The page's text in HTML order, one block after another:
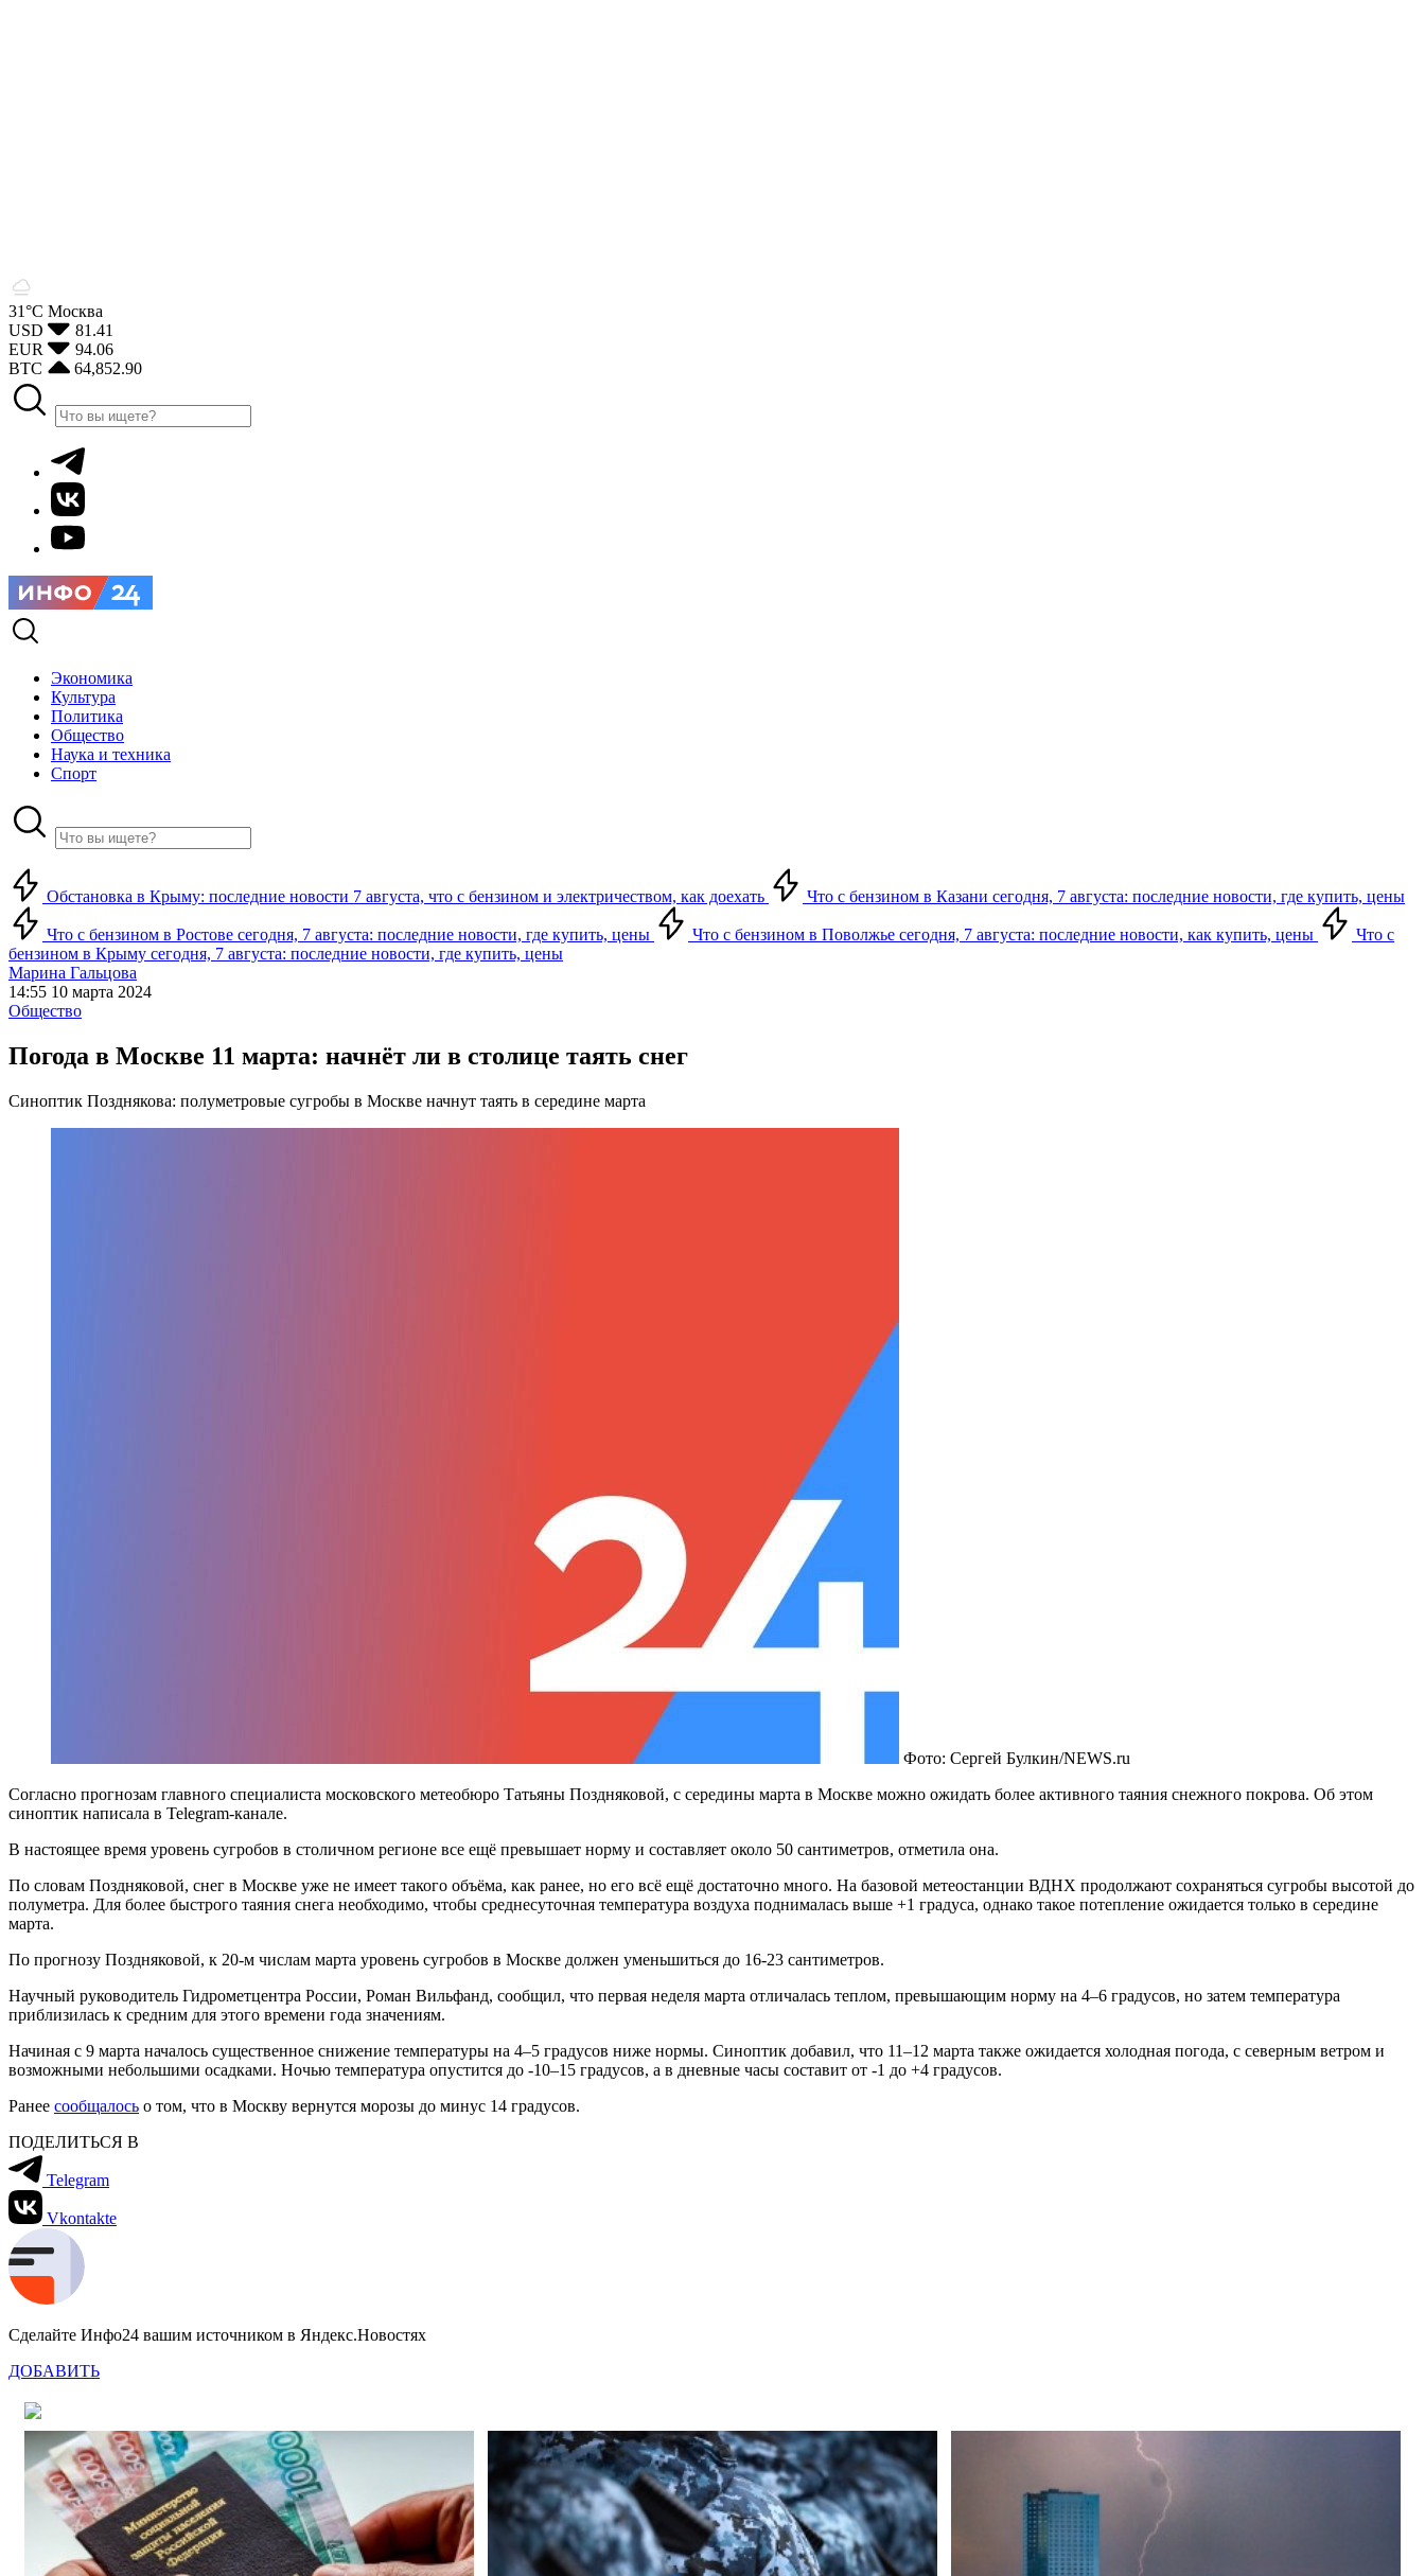
31°С Москва
USD
81.41
EUR
94.06
BTC
64,852.90
Экономика
Культура
Политика
Общество
Наука и техника
Спорт
Обстановка в Крыму: последние новости 7 августа, что с бензином и электричеством, как доехать Что с бензином в Казани сегодня, 7 августа: последние новости, где купить, цены
Что с бензином в Ростове сегодня, 7 августа: последние новости, где купить, цены Что с бензином в Поволжье сегодня, 7 августа: последние новости, как купить, цены
Что с
бензином в Крыму сегодня, 7 августа: последние новости, где купить, цены
Марина Гальцова
14:55 10 марта 2024
Общество
Погода в Москве 11 марта: начнёт ли в столице таять снег
Синоптик Позднякова: полуметровые сугробы в Москве начнут таять в середине марта
Фото: Сергей Булкин/NEWS.ru
Согласно прогнозам главного специалиста московского метеобюро Татьяны Поздняковой, с середины марта в Москве можно ожидать более активного таяния снежного покрова. Об этом
синоптик написала в Telegram-канале.
В настоящее время уровень сугробов в столичном регионе все ещё превышает норму и составляет около 50 сантиметров, отметила она.
По словам Поздняковой, снег в Москве уже не имеет такого объёма, как ранее, но его всё ещё достаточно много. На базовой метеостанции ВДНХ продолжают сохраняться сугробы высотой до
полуметра. Для более быстрого таяния снега необходимо, чтобы среднесуточная температура воздуха поднималась выше +1 градуса, однако такое потепление ожидается только в середине
марта.
По прогнозу Поздняковой, к 20-м числам марта уровень сугробов в Москве должен уменьшиться до 16-23 сантиметров.
Научный руководитель Гидрометцентра России, Роман Вильфанд, сообщил, что первая неделя марта отличалась теплом, превышающим норму на 4–6 градусов, но затем температура
приблизилась к средним для этого времени года значениям.
Начиная с 9 марта началось существенное снижение температуры на 4–5 градусов ниже нормы. Синоптик добавил, что 11–12 марта также ожидается холодная погода, с северным ветром и
возможными небольшими осадками. Ночью температура опустится до -10–15 градусов, а в дневные часы составит от -1 до +4 градусов.
Ранее сообщалось о том, что в Москву вернутся морозы до минус 14 градусов.
ПОДЕЛИТЬСЯ В
Telegram
Vkontakte
Сделайте Инфо24 вашим источником в Яндекс.Новостях
ДОБАВИТЬ